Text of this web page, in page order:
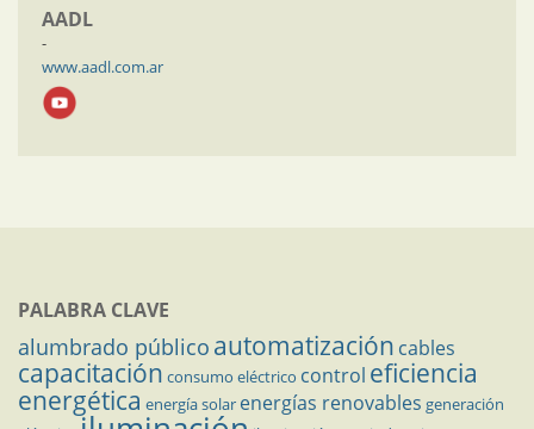
AADL
-
www.aadl.com.ar
PALABRA CLAVE
alumbrado público automatización cables
capacitación consumo eléctrico control eficiencia
energética energía solar energías renovables generación